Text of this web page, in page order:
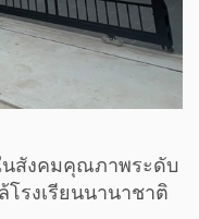
นสังคมคุณภาพระดับ
โรงเรียนนานาชาติ